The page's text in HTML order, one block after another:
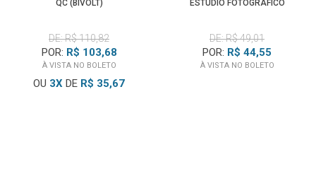
QC (BIVOLT)
DE: R$ 110,82
POR: R$ 103,68
À VISTA NO BOLETO
OU 3X DE R$ 35,67
ESTÚDIO FOTOGRÁFICO
DE: R$ 49,01
POR: R$ 44,55
À VISTA NO BOLETO